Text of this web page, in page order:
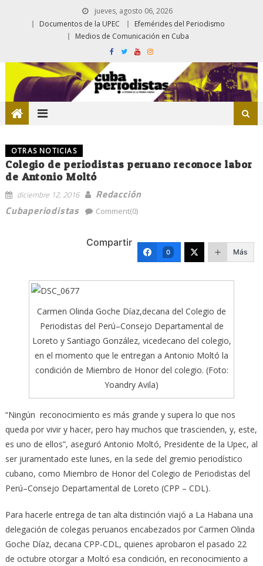
jueves, agosto 06, 2026
Documentos de la UPEC
Efemérides del Periodismo
Medios de Comunicación en Cuba
OTRAS NOTICIAS
Colegio de periodistas peruano reconoce labor
de Antonio Moltó
diciembre 12, 2016
Redacción
Cubaperiodistas
Comment(0)
Compartir
0 Más
Carmen Olinda Goche Díaz,decana del Colegio de
Periodistas del Perú–Consejo Departamental de
Loreto y Santiago González, vicedecano del colegio,
en el momento que le entregan a Antonio Moltó la
condición de Miembro de Honor del colegio. (Foto:
Yoandry Avila)
“Ningún reconocimiento es más grande y supera lo que nos
queda por vivir y hacer, pero hay muchos que trascienden, y, este,
es uno de ellos”, aseguró Antonio Moltó, Presidente de la Upec, al
ser juramentado este lunes, en la sede del gremio periodístico
cubano, como Miembro de Honor del Colegio de Periodistas del
Perú–Consejo Departamental de Loreto (CPP – CDL).
Para hacerle entrega de tan alta distinción viajó a La Habana una
delegación de colegas peruanos encabezados por Carmen Olinda
Goche Díaz, decana CPP-CDL, quienes aprobaron el pasado 22
de octubre otorgar a Moltó esa condición, en reconocimiento a